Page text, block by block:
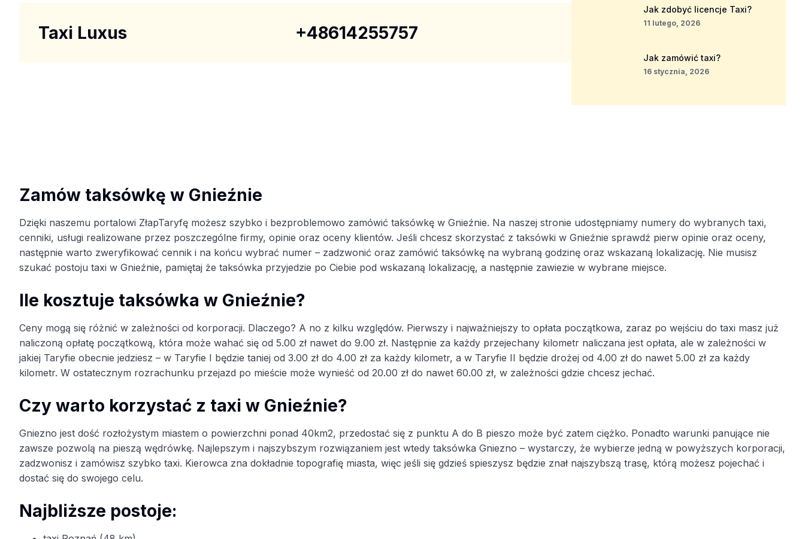
Taxi Luxus +48614255757
Jak zdobyć licencje Taxi?
11 lutego, 2026
Jak zamówić taxi?
16 stycznia, 2026
Zamów taksówkę w Gnieźnie
Dzięki naszemu portalowi ZłapTaryfę możesz szybko i bezproblemowo zamówić taksówkę w Gnieźnie. Na naszej stronie udostępniamy numery do wybranych taxi,
cenniki, usługi realizowane przez poszczególne firmy, opinie oraz oceny klientów. Jeśli chcesz skorzystać z taksówki w Gnieźnie sprawdź pierw opinie oraz oceny,
następnie warto zweryfikować cennik i na końcu wybrać numer – zadzwonić oraz zamówić taksówkę na wybraną godzinę oraz wskazaną lokalizację. Nie musisz
szukać postoju taxi w Gnieźnie, pamiętaj że taksówka przyjedzie po Ciebie pod wskazaną lokalizację, a następnie zawiezie w wybrane miejsce.
Ile kosztuje taksówka w Gnieźnie?
Ceny mogą się różnić w zależności od korporacji. Dlaczego? A no z kilku względów. Pierwszy i najważniejszy to opłata początkowa, zaraz po wejściu do taxi masz już
naliczoną opłatę początkową, która może wahać się od 5.00 zł nawet do 9.00 zł. Następnie za każdy przejechany kilometr naliczana jest opłata, ale w zależności w
jakiej Taryfie obecnie jedziesz – w Taryfie I będzie taniej od 3.00 zł do 4.00 zł za każdy kilometr, a w Taryfie II będzie drożej od 4.00 zł do nawet 5.00 zł za każdy
kilometr. W ostatecznym rozrachunku przejazd po mieście może wynieść od 20.00 zł do nawet 60.00 zł, w zależności gdzie chcesz jechać.
Czy warto korzystać z taxi w Gnieźnie?
Gniezno jest dość rozłożystym miastem o powierzchni ponad 40km2, przedostać się z punktu A do B pieszo może być zatem ciężko. Ponadto warunki panujące nie
zawsze pozwolą na pieszą wędrówkę. Najlepszym i najszybszym rozwiązaniem jest wtedy taksówka Gniezno – wystarczy, że wybierze jedną w powyższych korporacji,
zadzwonisz i zamówisz szybko taxi. Kierowca zna dokładnie topografię miasta, więc jeśli się gdzieś spieszysz będzie znał najszybszą trasę, którą możesz pojechać i
dostać się do swojego celu.
Najbliższe postoje: